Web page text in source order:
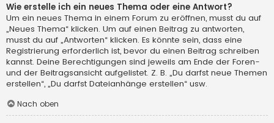
Wie erstelle ich ein neues Thema oder eine Antwort?
Um ein neues Thema in einem Forum zu eröffnen, musst du auf
„Neues Thema“ klicken. Um auf einen Beitrag zu antworten,
musst du auf „Antworten“ klicken. Es könnte sein, dass eine
Registrierung erforderlich ist, bevor du einen Beitrag schreiben
kannst. Deine Berechtigungen sind jeweils am Ende der Foren-
und der Beitragsansicht aufgelistet. Z. B. „Du darfst neue Themen
erstellen“, „Du darfst Dateianhänge erstellen“ usw.
Nach oben